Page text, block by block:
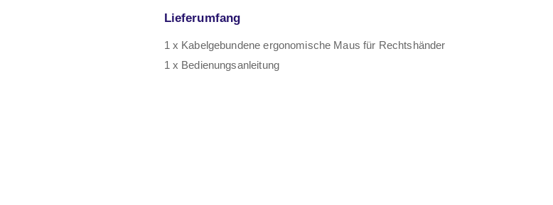
Lieferumfang
1 x Kabelgebundene ergonomische Maus für Rechtshänder
1 x Bedienungsanleitung